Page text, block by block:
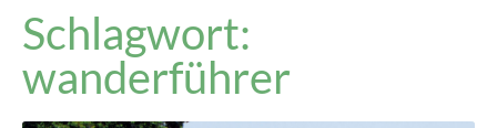
Schlagwort:
wanderführer